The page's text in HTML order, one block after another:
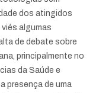
dos atingidos
viés algumas
de debate sobre
principalmente no
da Saúde e
presença de uma